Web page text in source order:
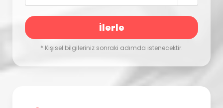
İlerle
* Kişisel bilgileriniz sonraki adımda istenecektir.